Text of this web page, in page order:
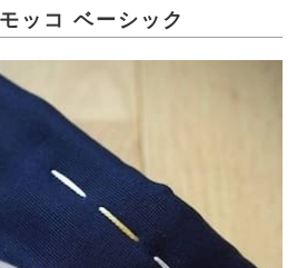
ッコ ベーシック